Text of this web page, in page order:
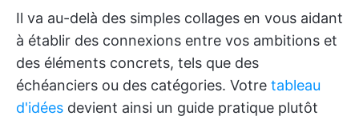
Il va au-delà des simples collages en vous aidant
à établir des connexions entre vos ambitions et
des éléments concrets, tels que des
échéanciers ou des catégories. Votre tableau
d'idées devient ainsi un guide pratique plutôt